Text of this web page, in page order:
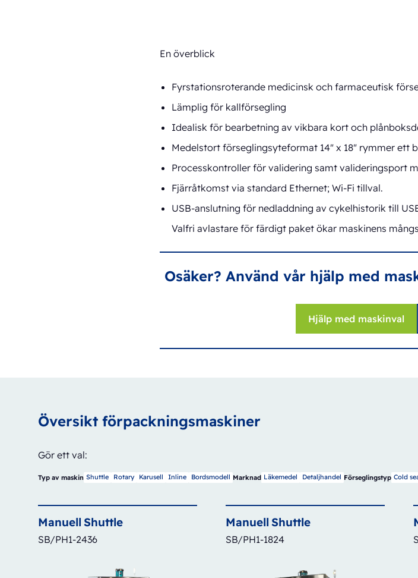
En överblick
Fyrstationsroterande medicinsk och farmaceutisk
Lämplig för kallförsegling
Idealisk för bearbetning av vikbara kort och
Medelstort förseglingsyteformat 14" x 18" rymmer ett
Processkontroller för validering samt valideringsport
Fjärråtkomst via standard Ethernet; Wi-Fi tillval.
USB-anslutning för nedladdning av cykelhistorik till
Valfri avlastare för färdigt paket ökar maskinens
Osäker? Använd vår hjälp med
Hjälp med maskinval
Översikt förpackningsmaskiner
Gör ett val:
Typ av maskin Shuttle Rotary Karusell Inline Bordsmodell Marknad Läkemedel Detaljhandel Förseglingstyp Cold
Manuell Shuttle
SB/PH1-2436
Manuell Shuttle
SB/PH1-1824